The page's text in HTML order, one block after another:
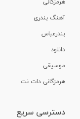
هرمزگانی
آهنگ بندری
بندرعباس
دانلود
موسیقی
هرمزگانی دات نت
دسترسی سریع